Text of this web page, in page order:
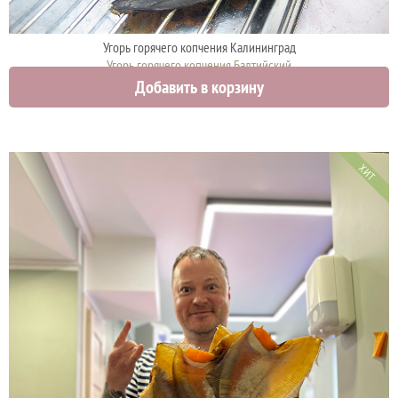
Угорь горячего копчения Калининград
Угорь горячего копчения Балтийский
4700 руб.
Добавить в корзину
ХИТ